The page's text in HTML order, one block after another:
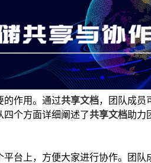
的作用。通过共享文档，团队成员
个方面详细阐述了共享文档助力
台上，方便大家进行协作。团队